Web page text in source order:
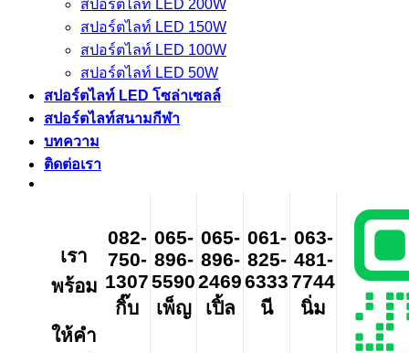
สปอร์ตไลท์ LED 200W
สปอร์ตไลท์ LED 150W
สปอร์ตไลท์ LED 100W
สปอร์ตไลท์ LED 50W
สปอร์ตไลท์ LED โซล่าเซลล์
สปอร์ตไลท์สนามกีฬา
บทความ
ติดต่อเรา
เรา
พร้อม
ให้คำ
082-
750-
1307
กิ๊บ
065-
896-
5590
เพ็ญ
065-
896-
2469
เปิ้ล
061-
825-
6333
นี
063-
481-
7744
นิ่ม